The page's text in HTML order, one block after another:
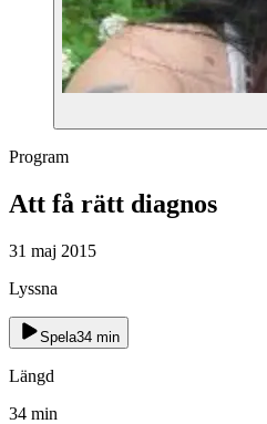
Program
Att få rätt diagnos
31 maj 2015
Lyssna
Spela34 min
Längd
34 min